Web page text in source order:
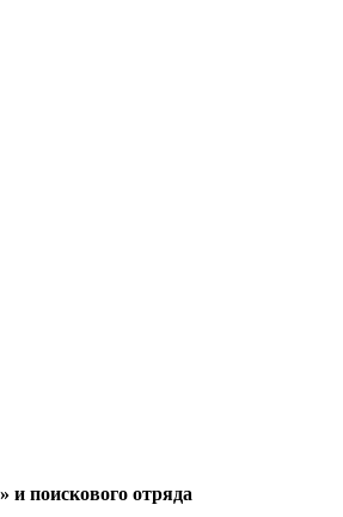
и поискового отряда